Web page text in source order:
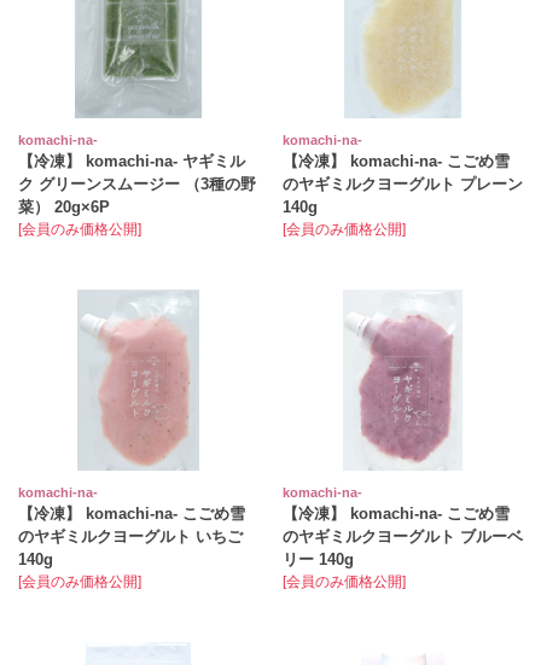
komachi‐na‐
【冷凍】 komachi‐na‐ ヤギミル
ク グリーンスムージー （3種の野
菜） 20g×6P
[会員のみ価格公開]
komachi‐na‐
【冷凍】 komachi-na- こごめ雪
のヤギミルクヨーグルト プレーン
140g
[会員のみ価格公開]
komachi‐na‐
【冷凍】 komachi-na- こごめ雪
のヤギミルクヨーグルト いちご
140g
[会員のみ価格公開]
komachi‐na‐
【冷凍】 komachi-na- こごめ雪
のヤギミルクヨーグルト ブルーベ
リー 140g
[会員のみ価格公開]